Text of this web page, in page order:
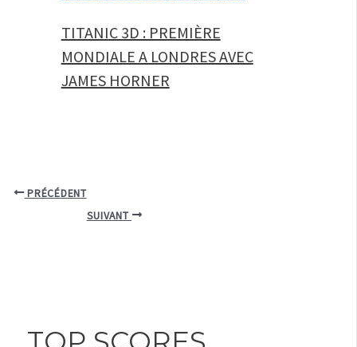
TITANIC 3D : PREMIÈRE
MONDIALE A LONDRES AVEC
JAMES HORNER
PRÉCÉDENT
SUIVANT